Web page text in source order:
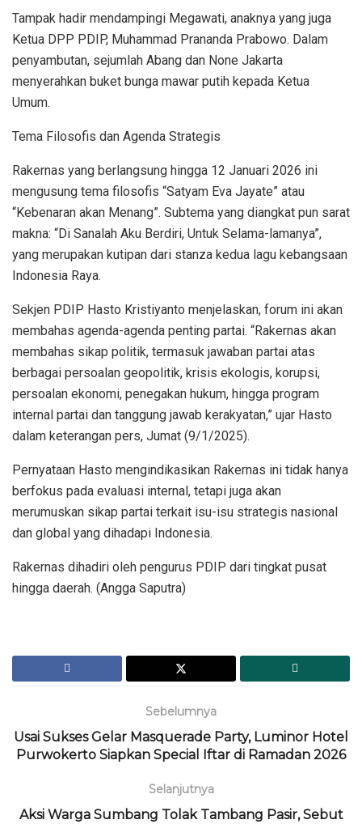
Tampak hadir mendampingi Megawati, anaknya yang juga
Ketua DPP PDIP, Muhammad Prananda Prabowo. Dalam
penyambutan, sejumlah Abang dan None Jakarta
menyerahkan buket bunga mawar putih kepada Ketua
Umum.
Tema Filosofis dan Agenda Strategis
Rakernas yang berlangsung hingga 12 Januari 2026 ini
mengusung tema filosofis “Satyam Eva Jayate” atau
“Kebenaran akan Menang”. Subtema yang diangkat pun sarat
makna: “Di Sanalah Aku Berdiri, Untuk Selama-lamanya”,
yang merupakan kutipan dari stanza kedua lagu kebangsaan
Indonesia Raya.
Sekjen PDIP Hasto Kristiyanto menjelaskan, forum ini akan
membahas agenda-agenda penting partai. “Rakernas akan
membahas sikap politik, termasuk jawaban partai atas
berbagai persoalan geopolitik, krisis ekologis, korupsi,
persoalan ekonomi, penegakan hukum, hingga program
internal partai dan tanggung jawab kerakyatan,” ujar Hasto
dalam keterangan pers, Jumat (9/1/2025).
Pernyataan Hasto mengindikasikan Rakernas ini tidak hanya
berfokus pada evaluasi internal, tetapi juga akan
merumuskan sikap partai terkait isu-isu strategis nasional
dan global yang dihadapi Indonesia.
Rakernas dihadiri oleh pengurus PDIP dari tingkat pusat
hingga daerah. (Angga Saputra)
Sebelumnya
Usai Sukses Gelar Masquerade Party, Luminor Hotel
Purwokerto Siapkan Special Iftar di Ramadan 2026
Selanjutnya
Aksi Warga Sumbang Tolak Tambang Pasir, Sebut